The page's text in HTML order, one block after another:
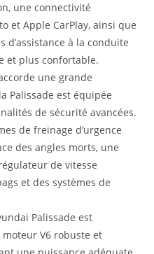
une connectivité
et Apple CarPlay, ainsi que
d’assistance à la conduite
et plus confortable.
une grande
Palissade est équipée
de sécurité avancées.
de freinage d’urgence
des angles morts, une
de vitesse
et des systèmes de
Palissade est
V6 robuste et